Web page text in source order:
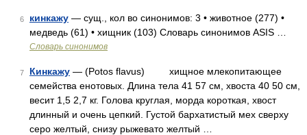
6 кинкажу — сущ., кол во синонимов: 3 • животное (277) •
медведь (61) • хищник (103) Словарь синонимов ASIS …
Словарь синонимов
7 Кинкажу — (Potos flavus) хищное млекопитающее
семейства енотовых. Длина тела 41 57 см, хвоста 40 50 см,
весит 1,5 2,7 кг. Голова круглая, морда короткая, хвост
длинный и очень цепкий. Густой бархатистый мех сверху
серо желтый, снизу рыжевато желтый …